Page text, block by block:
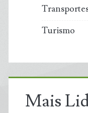
Turismo
Mais